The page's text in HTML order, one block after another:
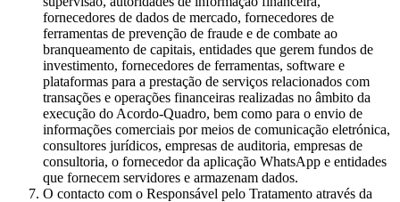
fornecedores de dados de mercado, fornecedores de
ferramentas de prevenção de fraude e de combate ao
branqueamento de capitais, entidades que gerem fundos de
investimento, fornecedores de ferramentas, software e
plataformas para a prestação de serviços relacionados com
transações e operações financeiras realizadas no âmbito da
execução do Acordo-Quadro, bem como para o envio de
informações comerciais por meios de comunicação eletrónica,
consultores jurídicos, empresas de auditoria, empresas de
consultoria, o fornecedor da aplicação WhatsApp e entidades
que fornecem servidores e armazenam dados.
O contacto com o Responsável pelo Tratamento através da